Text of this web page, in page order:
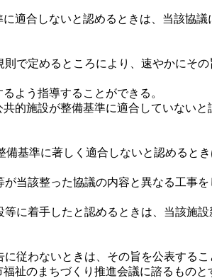
合しないと認めるときは、当該協
で定めるところにより、速やかにそ
よう指導することができる。
施設が整備基準に適合していない
基準に著しく適合しないと認めると
当該整った協議の内容と異なる工事
に着手したと認めるときは、当該施
従わないときは、その旨を公表するこ
祉のまちづくり推進会議に諮るものと